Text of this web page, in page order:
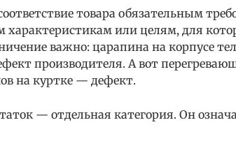
товара обязательным
характеристикам или целям, для
важно: царапина на корпусе
производителя. А вот
на куртке — дефект.
— отдельная категория. Он